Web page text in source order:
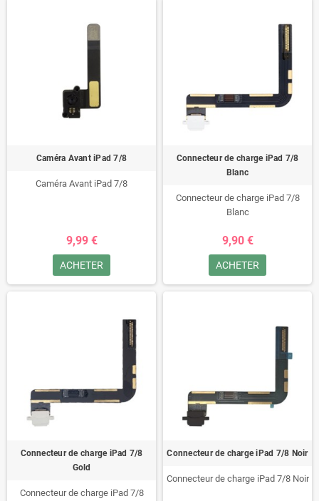
Caméra Avant iPad 7/8
Caméra Avant iPad 7/8
9,99 €
ACHETER
Connecteur de charge iPad 7/8
Blanc
Connecteur de charge iPad 7/8
Blanc
9,90 €
ACHETER
Connecteur de charge iPad 7/8
Gold
Connecteur de charge iPad 7/8
Connecteur de charge iPad 7/8 Noir
Connecteur de charge iPad 7/8 Noir